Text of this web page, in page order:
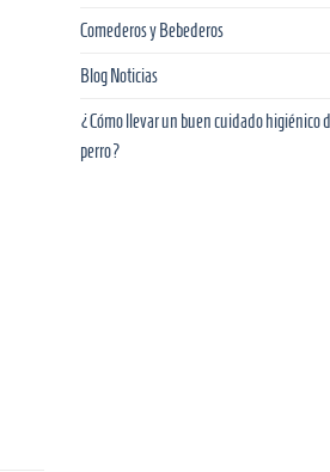
Comederos y Bebederos
Blog Noticias
¿Cómo llevar un buen cuidado higiénico
perro?